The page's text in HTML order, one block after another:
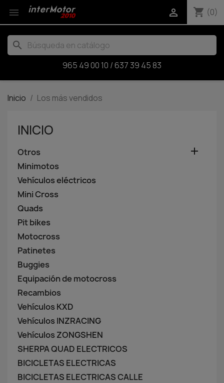
 shopping_cart (0)

search
965 49 00 10 /637 39 45 83
Inicio Los más vendidos
INICIO
Otros 
Minimotos
Vehículos eléctricos
Mini Cross
Quads
Pit bikes
Motocross
Patinetes
Buggies
Equipación de motocross
Recambios
Vehículos KXD
Vehículos INZRACING
Vehículos ZONGSHEN
SHERPA QUAD ELECTRICOS
BICICLETAS ELECTRICAS
BICICLETAS ELECTRICAS CALLE